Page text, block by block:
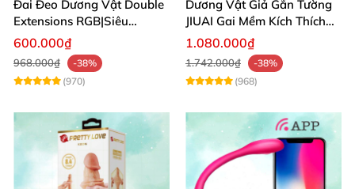
Đai Đeo Dương Vật Double
Extensions RGB|Siêu
Bền|Cảm Giác Thật
600.000₫
968.000₫
-38%
(970)
Dương Vật Giả Gắn Tường
JIUAI Gai Mềm Kích Thích
Điểm G Siêu Mượt
1.080.000₫
1.742.000₫
-38%
(968)